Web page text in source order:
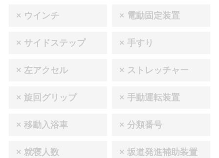
× ウインチ × 電動固定装置
× サイドステップ × 手すり
× 左アクセル × ストレッチャー
× 旋回グリップ × 手動運転装置
× 移動入浴車 × 分類番号
× 就寝人数 × 坂道発進補助装置